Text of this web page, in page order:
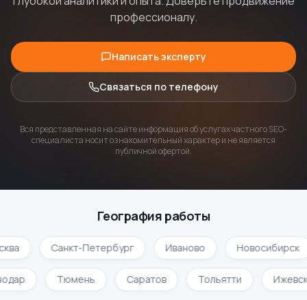
профессионалу.
Написать эксперту
Связаться по телефону
Вся представленная на сайте информация об услугах частного SEO-
специалиста носит ознакомительный характер и не является
публичной офертой.
География работы
Санкт-Петербург Иваново Новосибирск
Тюмень Саратов Тольятти